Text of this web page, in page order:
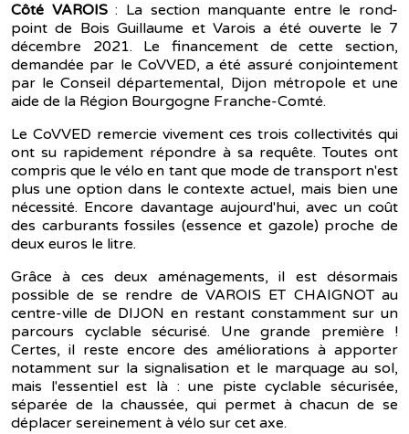
Côté VAROIS: La section manquante entre le rond-
point de Bois Guillaume et Varois a été ouverte le 7
décembre 2021. Le financement de cette section,
demandée par le CoVVED, a été assuré conjointement
par le Conseil départemental, Dijon métropole et une
aide de la Région Bourgogne Franche-Comté.
Le CoVVED remercie vivement ces trois collectivités qui
ont su rapidement répondre à sa requête. Toutes ont
compris que le vélo en tant que mode de transport n'est
plus une option dans le contexte actuel, mais bien une
nécessité. Encore davantage aujourd'hui, avec un coût
des carburants fossiles (essence et gazole) proche de
deux euros le litre.
Grâce à ces deux aménagements, il est désormais
possible de se rendre de VAROIS ET CHAIGNOT au
centre-ville de DIJON en restant constamment sur un
parcours cyclable sécurisé. Une grande première !
Certes, il reste encore des améliorations à apporter
notamment sur la signalisation et le marquage au sol,
mais l'essentiel est là : une piste cyclable sécurisée,
séparée de la chaussée, qui permet à chacun de se
déplacer sereinement à vélo sur cet axe.